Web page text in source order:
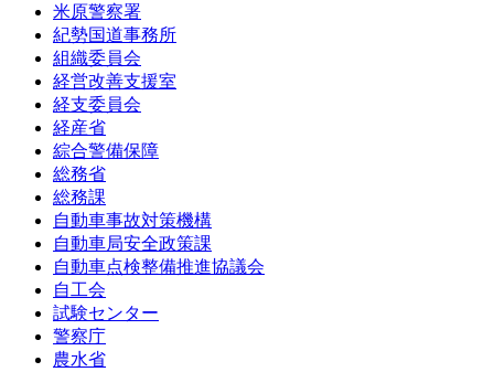
米原警察署
紀勢国道事務所
組織委員会
経営改善支援室
経支委員会
経産省
綜合警備保障
総務省
総務課
自動車事故対策機構
自動車局安全政策課
自動車点検整備推進協議会
自工会
試験センター
警察庁
農水省